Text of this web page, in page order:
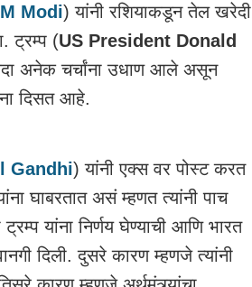
Modi) यांनी रशियाकडून तेल खरेदी
ट्रम्प (US President Donald
अनेक चर्चांना उधाण आले असून
दिसत आहे.
Gandhi) यांनी एक्स वर पोस्ट करत
घाबरतात असं म्हणत त्यांनी पाच
यांना निर्णय घेण्याची आणि भारत
दिली. दुसरे कारण म्हणजे त्यांनी